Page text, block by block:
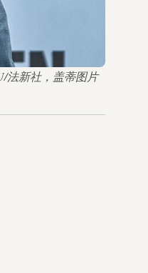
法新社，盖蒂图片